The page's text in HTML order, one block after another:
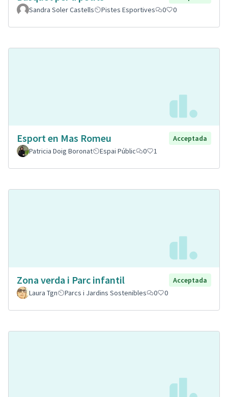
Sandra Soler Castells
Pistes Esportives 0 0
Esport en Mas Romeu
Acceptada
Patricia Doig Boronat
Espai Públic 0 1
Zona verda i Parc infantil
Acceptada
Laura Tgn
Parcs i Jardins Sostenibles 0 0